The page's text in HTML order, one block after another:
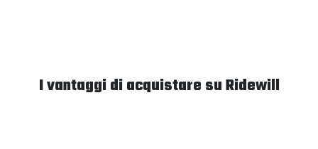
I vantaggi di acquistare su Ridewill